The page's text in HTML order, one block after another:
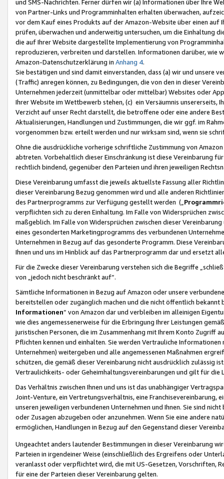
und SMS-Nachrichten. Ferner dürfen wir (a) Informationen über Ihre
von Partner-Links und Programminhalten erhalten überwachen,
vor dem Kauf eines Produkts auf der Amazon-Website über einen
prüfen, überwachen und anderweitig untersuchen, um die Einhaltung
die auf Ihrer Website dargestellte Implementierung von
reproduzieren, verbreiten und darstellen. Informationen darüber, wie
Amazon-Datenschutzerklärung in Anhang 4.
Sie bestätigen und sind damit einverstanden, dass (a) wir und
(Traffic) anregen können, zu Bedingungen, die von den in dieser
Unternehmen jederzeit (unmittelbar oder mittelbar) Websites oder
Ihrer Website im Wettbewerb stehen, (c) ein Versäumnis unsererseits,
Verzicht auf unser Recht darstellt, die betroffene oder eine andere
Aktualisierungen, Handlungen und Zustimmungen, die wir ggf. im
vorgenommen bzw. erteilt werden und nur wirksam sind, wenn sie
Ohne die ausdrückliche vorherige schriftliche Zustimmung von
abtreten. Vorbehaltlich dieser Einschränkung ist diese Vereinbarung
rechtlich bindend, gegenüber den Parteien und ihren jeweiligen
Diese Vereinbarung umfasst die jeweils aktuellste Fassung aller
dieser Vereinbarung Bezug genommen wird und alle anderen
des Partnerprogramms zur Verfügung gestellt werden („
verpflichten sich zu deren Einhaltung. Im Falle von Widersprüchen
maßgeblich. Im Falle von Widersprüchen zwischen dieser
eines gesonderten Marketingprogramms des verbundenen
Unternehmen in Bezug auf das gesonderte Programm. Diese
Ihnen und uns im Hinblick auf das Partnerprogramm dar und ersetzt
Für die Zwecke dieser Vereinbarung verstehen sich die Begriffe
von „jedoch nicht beschränkt auf“.
Sämtliche Informationen in Bezug auf Amazon oder unsere
bereitstellen oder zugänglich machen und die nicht öffentlich
Informationen“ von Amazon dar und verbleiben im alleinigen
wie dies angemessenerweise für die Erbringung Ihrer Leistungen
juristischen Personen, die im Zusammenhang mit Ihrem Konto
Pflichten kennen und einhalten. Sie werden Vertrauliche
Unternehmen) weitergeben und alle angemessenen Maßnahmen
schützen, die gemäß dieser Vereinbarung nicht ausdrücklich zulässig
Vertraulichkeits- oder Geheimhaltungsvereinbarungen und gilt für die
Das Verhältnis zwischen Ihnen und uns ist das unabhängiger
Joint-Venture, ein Vertretungsverhältnis, eine Franchisevereinbarung,
unseren jeweiligen verbundenen Unternehmen und Ihnen. Sie sind
oder Zusagen abzugeben oder anzunehmen. Wenn Sie eine andere
ermöglichen, Handlungen in Bezug auf den Gegenstand dieser
Ungeachtet anders lautender Bestimmungen in dieser Vereinbarung
Parteien in irgendeiner Weise (einschließlich des Ergreifens oder
veranlasst oder verpflichtet wird, die mit US-Gesetzen, Vorschriften,
für eine der Parteien dieser Vereinbarung gelten.